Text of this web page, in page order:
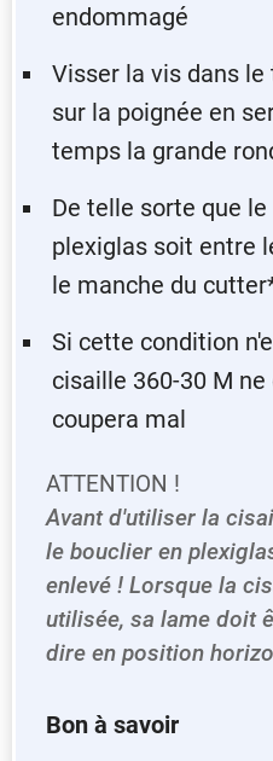
endommagé
Visser la vis dans
sur la poignée en
temps la grande
De telle sorte que
plexiglas soit entre
le manche du
Si cette condition
cisaille 360-30 M
coupera mal
ATTENTION !
Avant d'utiliser la
le bouclier en
enlevé ! Lorsque la
utilisée, sa lame doit
dire en position
Bon à savoir